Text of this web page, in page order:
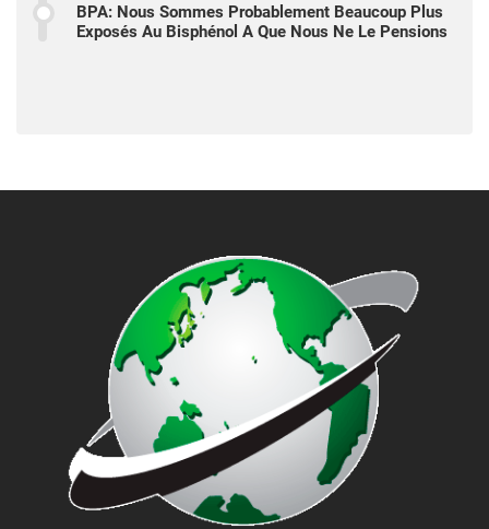
BPA: Nous Sommes Probablement Beaucoup Plus
Exposés Au Bisphénol A Que Nous Ne Le Pensions